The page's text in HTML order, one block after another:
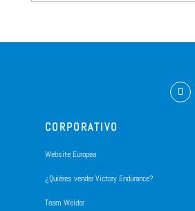
CORPORATIVO
Website Europea
¿Quiéres vender Victory Endurance?
Team Weider